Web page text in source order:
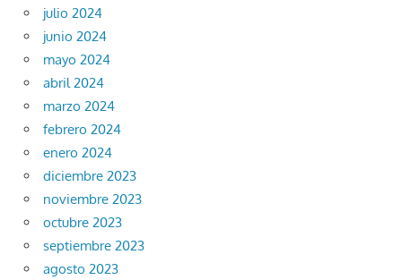
julio 2024
junio 2024
mayo 2024
abril 2024
marzo 2024
febrero 2024
enero 2024
diciembre 2023
noviembre 2023
octubre 2023
septiembre 2023
agosto 2023